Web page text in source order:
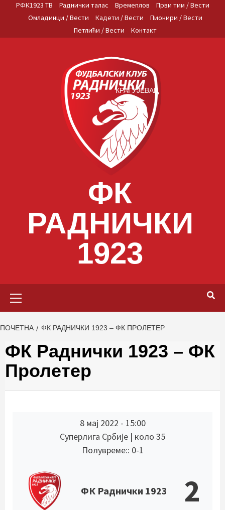
РФК1923 ТВ Раднички талас Времеплов
Први тим / Вести
Омладинци / Вести
Кадети / Вести
Пионири / Вести
Петлићи / Вести
Контакт
ФК
РАДНИЧКИ
1923
КРАГУЈЕВАЦ
ПОЧЕТНА ФК РАДНИЧКИ 1923 – ФК ПРОЛЕТЕР
ФК Раднички 1923 – ФК
Пролетер
8 мај 2022 - 15:00
Суперлига Србије | коло 35
Полувреме:: 0-1
ФК Раднички 1923 2